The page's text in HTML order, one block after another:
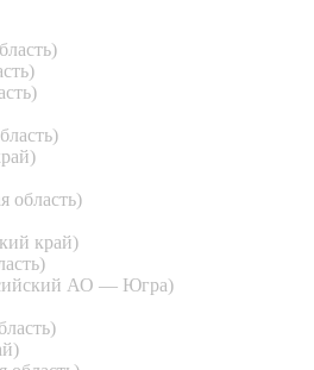
область)
край)
АО — Югра)